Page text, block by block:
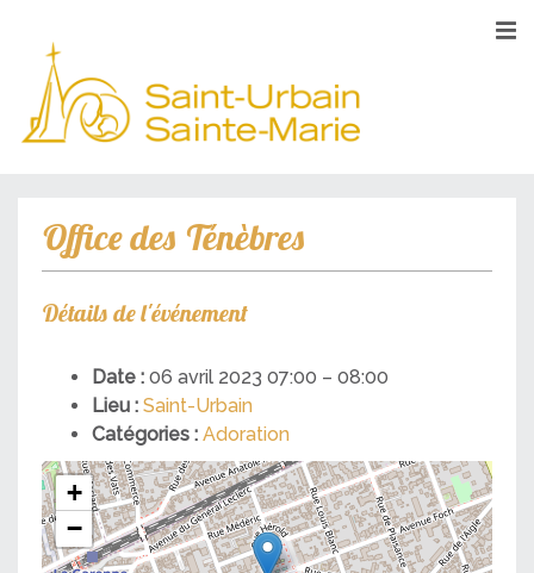
Office des Ténèbres
Détails de l'événement
Date : 06 avril 2023 07:00 – 08:00
Lieu : Saint-Urbain
Catégories : Adoration
+
−